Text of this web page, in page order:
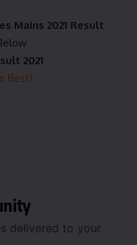
Mains 2021 Result
2021
Best!
delivered to your